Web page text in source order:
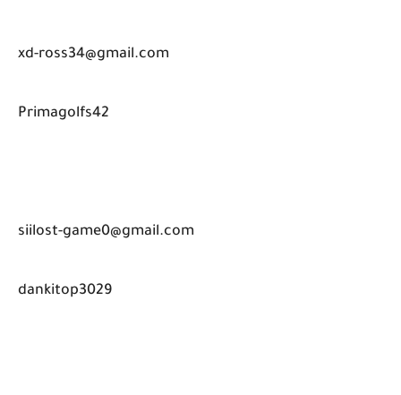
xd-ross34@gmail.com
Primagolfs42
siilost-game0@gmail.com
dankitop3029